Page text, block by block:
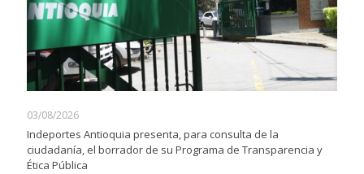
03/08/2026
Indeportes Antioquia presenta, para consulta de la
ciudadanía, el borrador de su Programa de Transparencia y
Ética Pública